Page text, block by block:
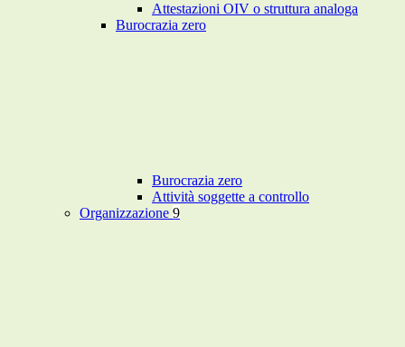
Attestazioni OIV o struttura analoga
Burocrazia zero
Burocrazia zero
Attività soggette a controllo
Organizzazione 9